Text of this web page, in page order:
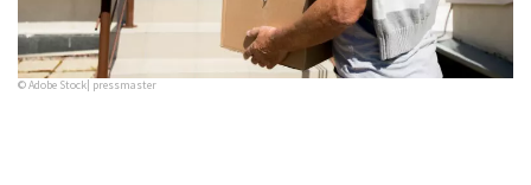
© Adobe Stock| pressmaster